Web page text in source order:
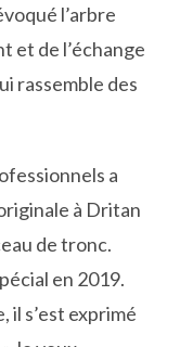
l’arbre
et de l’échange
rassemble des
a
à Dritan
de tronc.
en 2019.
il s’est exprimé